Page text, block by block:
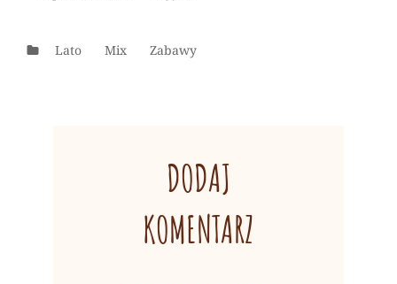
Categories
Lato Mix Zabawy
DODAJ
KOMENTARZ